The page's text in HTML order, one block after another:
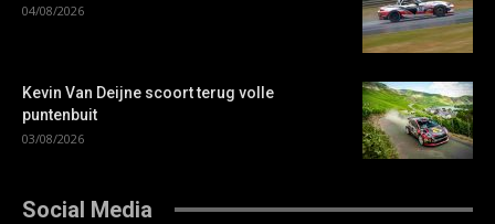
04/08/2026
Kevin Van Deijne scoort terug volle
puntenbuit
03/08/2026
Social Media